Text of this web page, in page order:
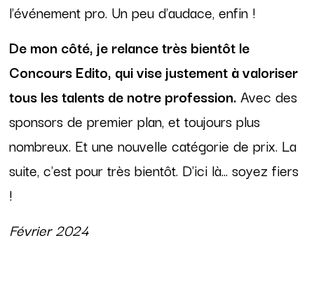
l'événement pro. Un peu d'audace, enfin !
De mon côté, je relance très bientôt le
Concours Edito, qui vise justement à valoriser
tous les talents de notre profession.Avec des
sponsors de premier plan, et toujours plus
nombreux. Et une nouvelle catégorie de prix. La
suite, c'est pour très bientôt. D'ici là... soyez fiers
!
Février 2024